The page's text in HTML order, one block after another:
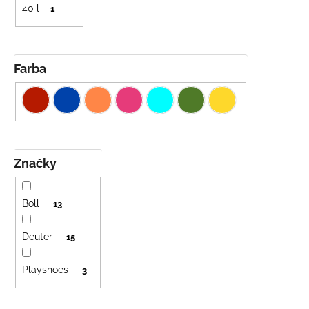
Značky
Boll 13
Deuter 15
Playshoes 3
Farba
40 l 1